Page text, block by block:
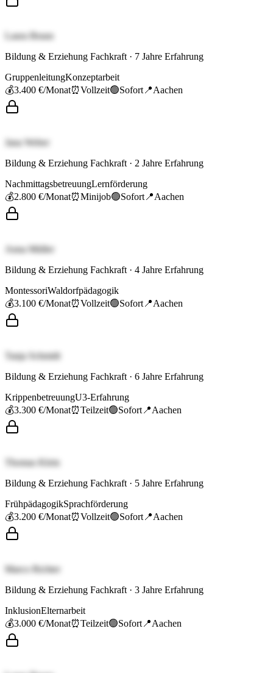
Laura Braun
Bildung & Erziehung Fachkraft · 7 Jahre Erfahrung
GruppenleitungKonzeptarbeit
💰3.400 €/Monat⏰Vollzeit🟢Sofort 📍Aachen
Jana Weber
Bildung & Erziehung Fachkraft · 2 Jahre Erfahrung
NachmittagsbetreuungLernförderung
💰2.800 €/Monat⏰Minijob🟢Sofort 📍Aachen
Anna Müller
Bildung & Erziehung Fachkraft · 4 Jahre Erfahrung
MontessoriWaldorfpädagogik
💰3.100 €/Monat⏰Vollzeit🟢Sofort 📍Aachen
Tanja Schmidt
Bildung & Erziehung Fachkraft · 6 Jahre Erfahrung
KrippenbetreuungU3-Erfahrung
💰3.300 €/Monat⏰Teilzeit🟢Sofort 📍Aachen
Thomas Klein
Bildung & Erziehung Fachkraft · 5 Jahre Erfahrung
FrühpädagogikSprachförderung
💰3.200 €/Monat⏰Vollzeit🟢Sofort 📍Aachen
Marco Richter
Bildung & Erziehung Fachkraft · 3 Jahre Erfahrung
InklusionElternarbeit
💰3.000 €/Monat⏰Teilzeit🟢Sofort 📍Aachen